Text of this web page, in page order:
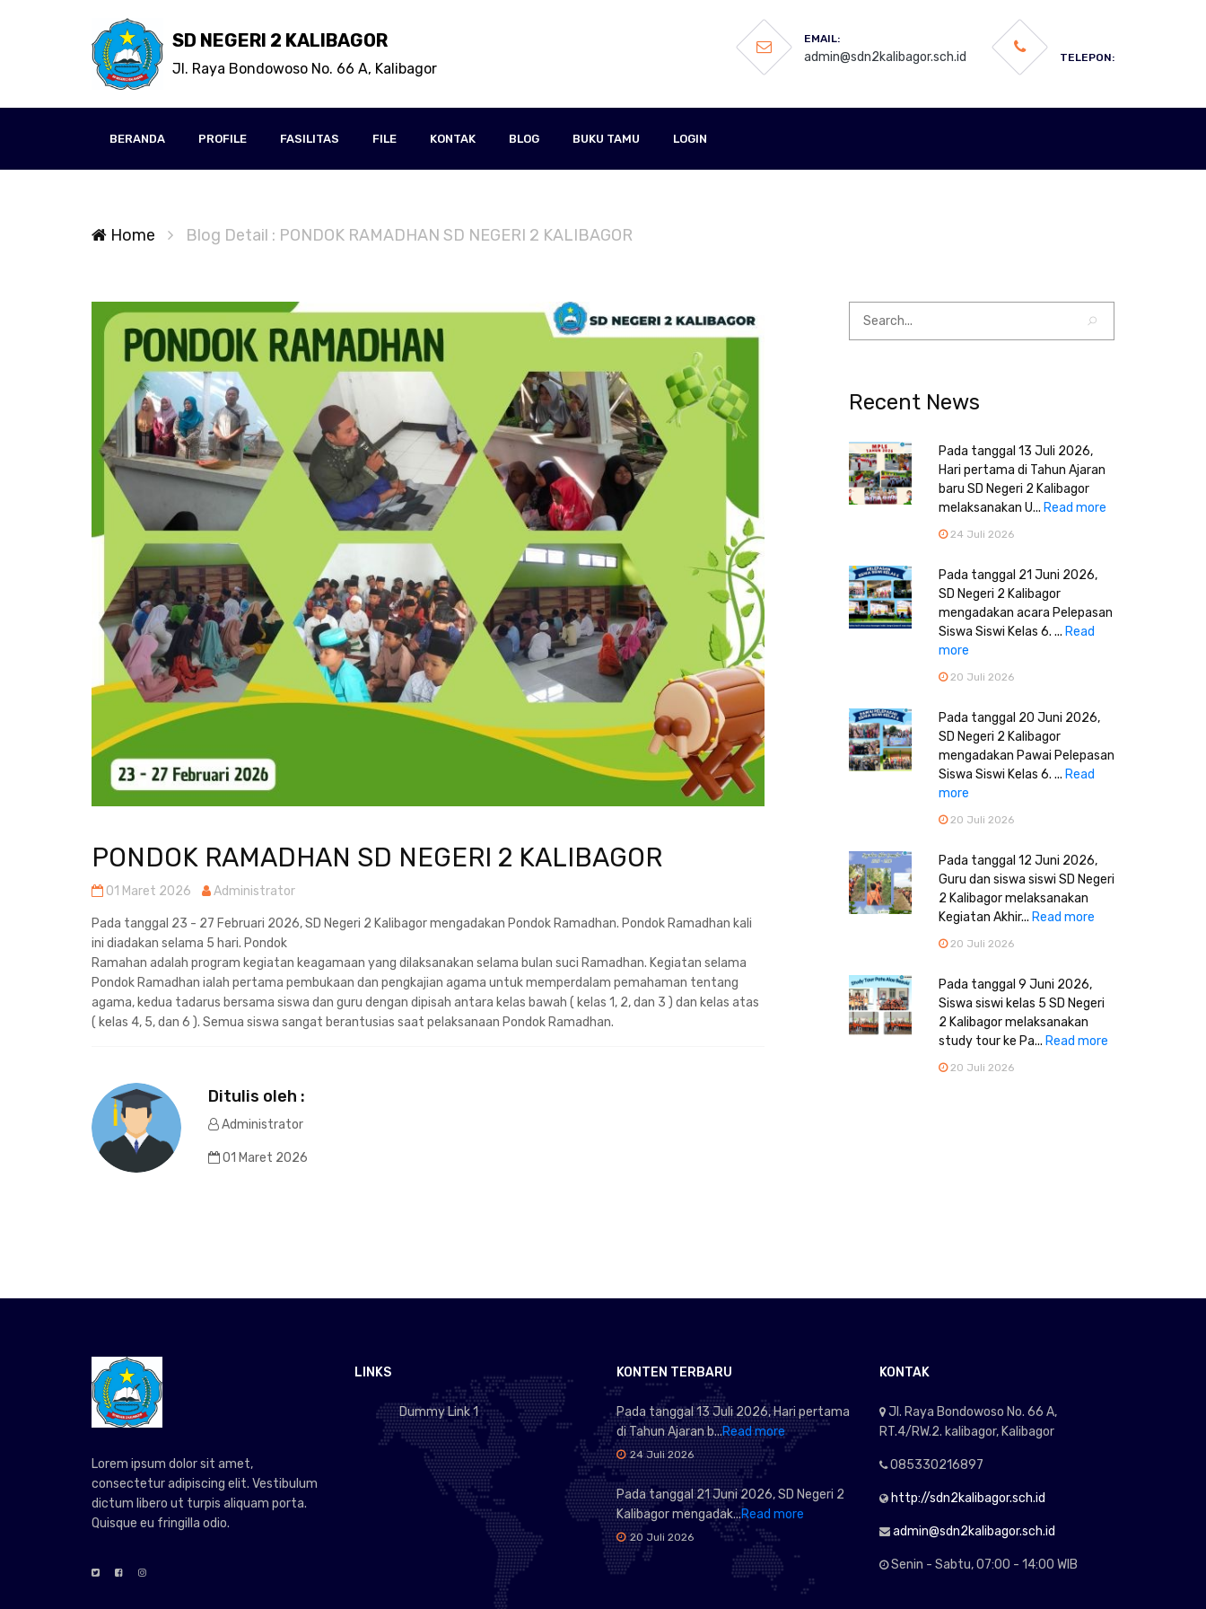
SD NEGERI 2 KALIBAGOR
Jl. Raya Bondowoso No. 66 A, Kalibagor
EMAIL:
admin@sdn2kalibagor.sch.id TELEPON:
BERANDA PROFILE FASILITAS FILE KONTAK BLOG BUKU TAMU LOGIN
Home Blog Detail : PONDOK RAMADHAN SD NEGERI 2 KALIBAGOR
PONDOK RAMADHAN SD NEGERI 2 KALIBAGOR
01 Maret 2026 Administrator
Pada tanggal 23 - 27 Februari 2026, SD Negeri 2 Kalibagor mengadakan Pondok Ramadhan. Pondok Ramadhan kali
ini diadakan selama 5 hari. Pondok
Ramahan adalah program kegiatan keagamaan yang dilaksanakan selama bulan suci Ramadhan. Kegiatan selama
Pondok Ramadhan ialah pertama pembukaan dan pengkajian agama untuk memperdalam pemahaman tentang
agama, kedua tadarus bersama siswa dan guru dengan dipisah antara kelas bawah ( kelas 1, 2, dan 3 ) dan kelas atas
( kelas 4, 5, dan 6 ). Semua siswa sangat berantusias saat pelaksanaan Pondok Ramadhan.
Ditulis oleh :
Administrator
01 Maret 2026
Recent News
Pada tanggal 13 Juli 2026,
Hari pertama di Tahun Ajaran
baru SD Negeri 2 Kalibagor
melaksanakan U... Read more
24 Juli 2026
Pada tanggal 21 Juni 2026,
SD Negeri 2 Kalibagor
mengadakan acara Pelepasan
Siswa Siswi Kelas 6. ... Read
more
20 Juli 2026
Pada tanggal 20 Juni 2026,
SD Negeri 2 Kalibagor
mengadakan Pawai Pelepasan
Siswa Siswi Kelas 6. ... Read
more
20 Juli 2026
Pada tanggal 12 Juni 2026,
Guru dan siswa siswi SD Negeri
2 Kalibagor melaksanakan
Kegiatan Akhir... Read more
20 Juli 2026
Pada tanggal 9 Juni 2026,
Siswa siswi kelas 5 SD Negeri
2 Kalibagor melaksanakan
study tour ke Pa... Read more
20 Juli 2026
Lorem ipsum dolor sit amet,
consectetur adipiscing elit. Vestibulum
dictum libero ut turpis aliquam porta.
Quisque eu fringilla odio.
LINKS
Dummy Link 1
KONTEN TERBARU
Pada tanggal 13 Juli 2026, Hari pertama
di Tahun Ajaran b...Read more
24 Juli 2026
Pada tanggal 21 Juni 2026, SD Negeri 2
Kalibagor mengadak...Read more
20 Juli 2026
KONTAK
Jl. Raya Bondowoso No. 66 A,
RT.4/RW.2. kalibagor, Kalibagor
085330216897
http://sdn2kalibagor.sch.id
admin@sdn2kalibagor.sch.id
Senin - Sabtu, 07:00 - 14:00 WIB